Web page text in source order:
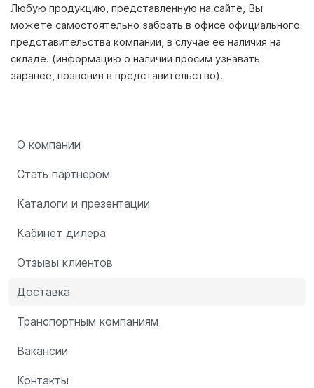
Любую продукцию, представленную на сайте, Вы
можете самостоятельно забрать в офисе официального
представительства компании, в случае ее наличия на
складе. (информацию о наличии просим узнавать
заранее, позвонив в представительство).
О компании
Стать партнером
Каталоги и презентации
Кабинет дилера
Отзывы клиентов
Доставка
Транспортным компаниям
Вакансии
Контакты